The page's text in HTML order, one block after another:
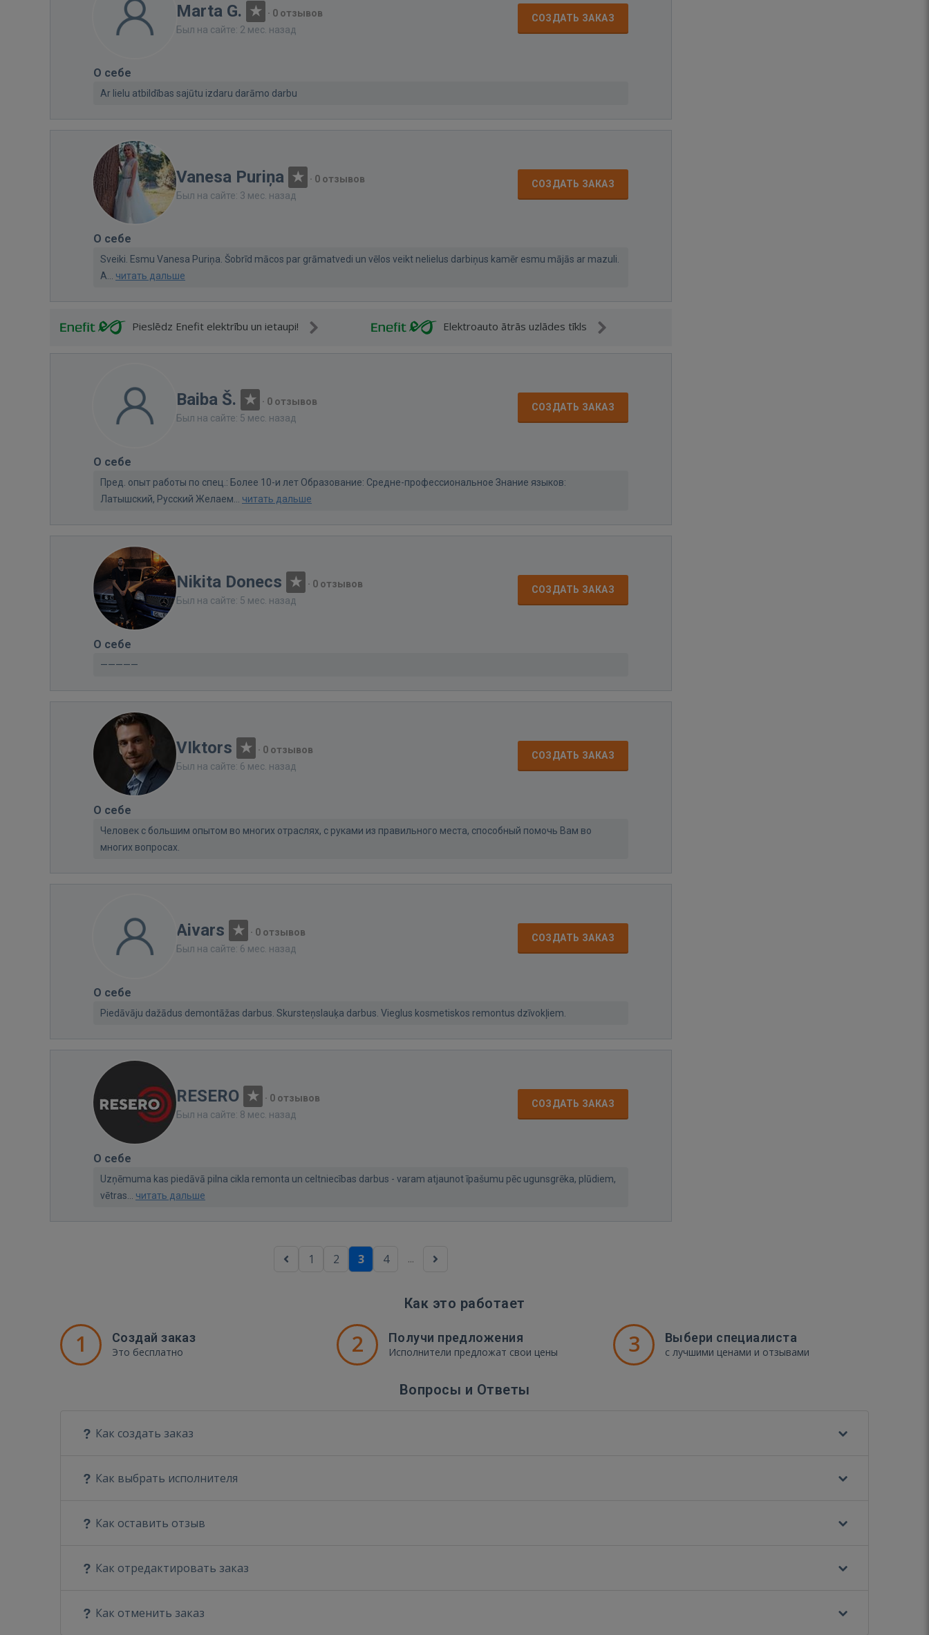
Marta G. · 0 отзывов
Был на сайте: 2 мес. назад
СОЗДАТЬ ЗАКАЗ
О себе
Ar lielu atbildības sajūtu izdaru darāmo darbu
Vanesa Puriņa · 0 отзывов
Был на сайте: 3 мес. назад
СОЗДАТЬ ЗАКАЗ
О себе
Sveiki. Esmu Vanesa Puriņa. Šobrīd mācos par grāmatvedi un vēlos veikt nelielus darbiņus kamēr esmu mājās ar mazuli.
A... читать дальше
Pieslēdz Enefit elektrību un ietaupi! Elektroauto ātrās uzlādes tīkls
Baiba Š. · 0 отзывов
Был на сайте: 5 мес. назад
СОЗДАТЬ ЗАКАЗ
О себе
Пред. опыт работы по спец.: Более 10-и лет Образование: Средне-профессиональное Знание языков:
Латышский, Русский Желаем... читать дальше
Nikita Donecs · 0 отзывов
Был на сайте: 5 мес. назад
СОЗДАТЬ ЗАКАЗ
О себе
—————
VIktors · 0 отзывов
Был на сайте: 6 мес. назад
СОЗДАТЬ ЗАКАЗ
О себе
Человек с большим опытом во многих отраслях, с руками из правильного места, способный помочь Вам во
многих вопросах.
Aivars · 0 отзывов
Был на сайте: 6 мес. назад
СОЗДАТЬ ЗАКАЗ
О себе
Piedāvāju dažādus demontāžas darbus. Skursteņslauķa darbus. Vieglus kosmetiskos remontus dzīvokļiem.
RESERO · 0 отзывов
Был на сайте: 8 мес. назад
СОЗДАТЬ ЗАКАЗ
О себе
Uzņēmuma kas piedāvā pilna cikla remonta un celtniecības darbus - varam atjaunot īpašumu pēc ugunsgrēka, plūdiem,
vētras... читать дальше
1 2 3 4 ...
Как это работает
1 Создай заказ
Это бесплатно 2 Получи предложения
Исполнители предложат свои цены 3 Выбери специалиста
с лучшими ценами и отзывами
Вопросы и Ответы
Как создать заказ
Как выбрать исполнителя
Как оставить отзыв
Как отредактировать заказ
Как отменить заказ